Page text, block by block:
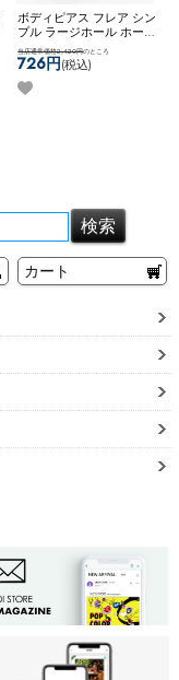
ボディピアス フレア シン
プル ラージホール ホール
トゥ ステンレス 0G ネジ
式 ネコポスOK[７0%OFF][
4G ] ダブルフレア (ブラッ
ク)
当店通常価格2,420円のところ
726円(税込)
カート